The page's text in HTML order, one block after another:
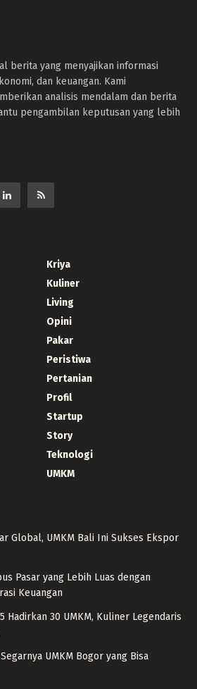
berita yang menyajikan informasi
dan keuangan. Kami
analisis mendalam dan berita
pengambilan keputusan yang lebih
Kriya
Kuliner
Living
Opini
Pakar
Peristiwa
Pertanian
Profil
Startup
Story
Teknologi
UMKM
Global, UMKM Bali Ini Sukses Ekspor
Pasar yang Lebih Luas dengan
Keuangan
Hadirkan 30 UMKM, Kuliner Legendaris
UMKM Bogor yang Bisa